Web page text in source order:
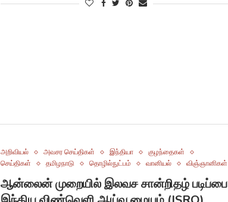
அறிவியல் அவசர செய்திகள் இந்தியா
குழந்தைகள்
செய்திகள்
தமிழநாடு தொழில்நுட்பம் வானியல் விஞ்ஞானிகள்
ஆன்லைன் முறையில் இலவச சான்றிதழ் படிப்பை